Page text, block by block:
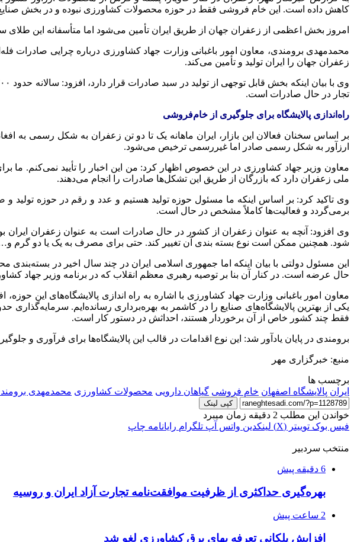
کاهش داده است. این خام فروشی فقط در حوزه محصولات کشاورزی نبوده و در بخش صنایع
امروز بخش اعظمی از زعفران جهان از طریق ایران تأمین می‌شود اما متأسفانه این
زعفران جهان را ایران تولید و تأمین می‌کند.
تجار در حال صادرات است.
راه‌اندازی پالایشگاه برای جلوگیری از خام‌فروشی
بر اساس سخنان فعالان این بازار، ایران ماهانه یک تا دو تن زعفران به شکل رسمی
ارزآور به شکل رسمی صادر اما غیررسمی ترخیص می‌شود.
معاون وزیر جهاد کشاورزی در این خصوص اظهار کرد: من این اخبار را تأیید نمی‌کنم.
ملی زعفران دارد که بازرگان از طریق این تشکل‌ها صادرات را انجام می‌دهند.
وی تاکید کرد: بر اساس اینکه ما مسئول حوزه تولید هستیم و عدد و رقم در حوزه تولید
برمی‌گردد و فعالیت‌ها کاملاً مشخص در حال است.
وی افزود: آنچه به عنوان زعفران از کشور در حال صادرات است به عنوان زعفران
شود. همچنین ممکن است نوع بسته بندی آن تغییر کند. حتی برای مصرف به یک یا دو گرم
این مسئول دولتی با بیان اینکه اما جمهوری اسلامی ایران در چند سال اخیر در
حال عرضه است. در کنار آن بنا بر توصیه رهبری معظم انقلاب که در برنامه وزیر جهاد
معاون امور باغبانی وزارت جهاد کشاورزی با اشاره به راه اندازی پالایشگاه‌های این
یکی از بهترین پالایشگاه‌های صنایع را در کاشمر به بهره‌برداری رسانده‌ایم. سرمایه‌گذاری حدود ۲۰۰ میلیون دلاری در استان اصفهان انجام شده و این پالایشگاه به
فقط چند کشور خاص از آن برخوردار هستند، احداثش در دستور کار است.
برومندی در پایان یادآور شد: این نوع اقدامات در قالب این پالایشگاه‌ها برای فرآوری
منبع: خبرگزاری مهر
برچسب ها
ایران پالایشگاه اصفهان خام فروشی گیاهان دارویی محصولات کشاورزی محمدمهدی
کپی لینک
خواندن این مطلب 2 دقیقه زمان میبرد
فیس بوک توییتر (X) لینکدین واتس آپ تلگرام رایانامه چاپ
منتخب سردبیر
6 دقیقه پیش
بهره‌گیری حداکثری از ظرفیت موافقت‌نامه تجارت آزاد ایران و روسیه
2 ساعت پیش
افزایش پلکانی تعرفه بهای برق کشاورزی لغو شد